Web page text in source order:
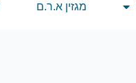
מגזין א.ר.ם